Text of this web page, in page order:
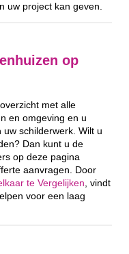
uw project kan geven.
op
met alle
en omgeving en u
schilderwerk. Wilt u
Dan kunt u de
op deze pagina
aanvragen. Door
te Vergelijken , vindt
voor een laag